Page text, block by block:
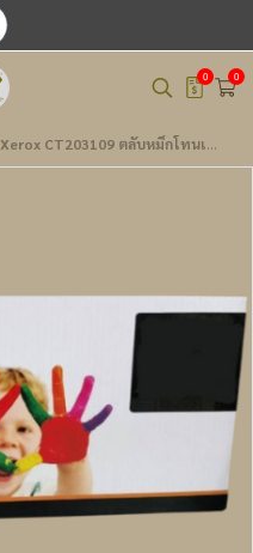
0 0
Xerox CT203109 ตลับหมึกโทนเนอร์เทียบเท่า